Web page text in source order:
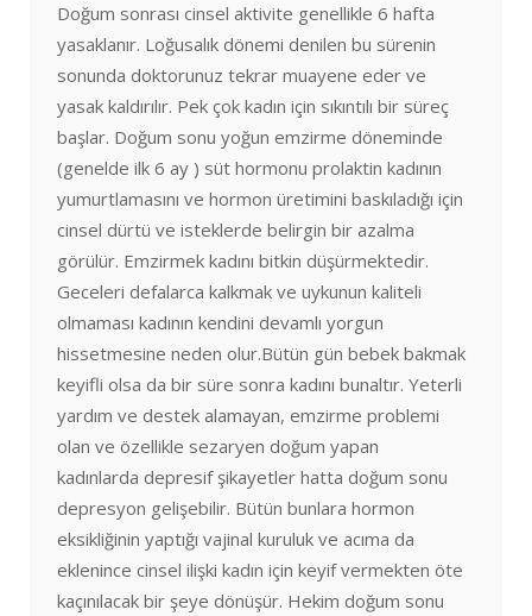
Doğum sonrası cinsel aktivite genellikle 6 hafta
yasaklanır. Loğusalık dönemi denilen bu sürenin
sonunda doktorunuz tekrar muayene eder ve
yasak kaldırılır. Pek çok kadın için sıkıntılı bir süreç
başlar. Doğum sonu yoğun emzirme döneminde
(genelde ilk 6 ay ) süt hormonu prolaktin kadının
yumurtlamasını ve hormon üretimini baskıladığı için
cinsel dürtü ve isteklerde belirgin bir azalma
görülür. Emzirmek kadını bitkin düşürmektedir.
Geceleri defalarca kalkmak ve uykunun kaliteli
olmaması kadının kendini devamlı yorgun
hissetmesine neden olur.Bütün gün bebek bakmak
keyifli olsa da bir süre sonra kadını bunaltır. Yeterli
yardım ve destek alamayan, emzirme problemi
olan ve özellikle sezaryen doğum yapan
kadınlarda depresif şikayetler hatta doğum sonu
depresyon gelişebilir. Bütün bunlara hormon
eksikliğinin yaptığı vajinal kuruluk ve acıma da
eklenince cinsel ilişki kadın için keyif vermekten öte
kaçınılacak bir şeye dönüşür. Hekim doğum sonu